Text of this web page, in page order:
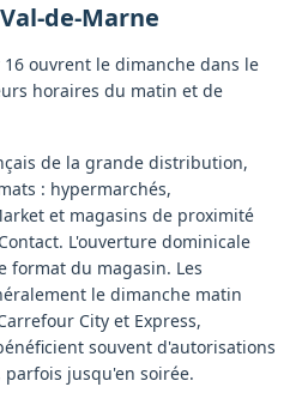
Val-de-Marne
ouvrent le dimanche dans le
horaires du matin et de
de la grande distribution,
: hypermarchés,
et magasins de proximité
L'ouverture dominicale
format du magasin. Les
le dimanche matin
City et Express,
souvent d'autorisations
jusqu'en soirée.